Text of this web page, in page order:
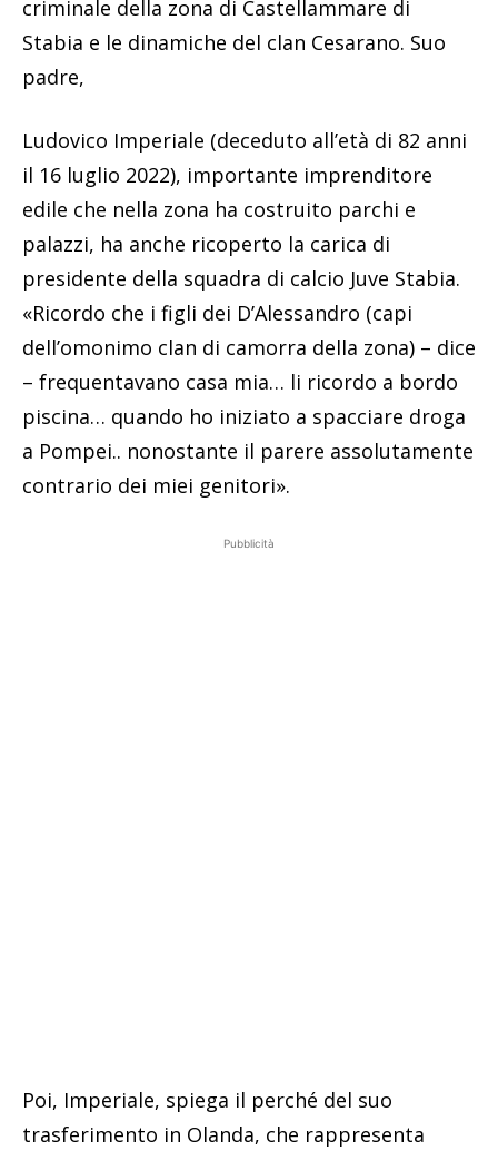
criminale della zona di Castellammare di
Stabia e le dinamiche del clan Cesarano. Suo
padre,
Ludovico Imperiale (deceduto all’età di 82 anni
il 16 luglio 2022), importante imprenditore
edile che nella zona ha costruito parchi e
palazzi, ha anche ricoperto la carica di
presidente della squadra di calcio Juve Stabia.
«Ricordo che i figli dei D’Alessandro (capi
dell’omonimo clan di camorra della zona) – dice
– frequentavano casa mia… li ricordo a bordo
piscina… quando ho iniziato a spacciare droga
a Pompei.. nonostante il parere assolutamente
contrario dei miei genitori».
Pubblicità
Poi, Imperiale, spiega il perché del suo
trasferimento in Olanda, che rappresenta